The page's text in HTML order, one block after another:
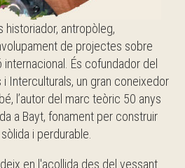
historiador, antropòleg,
de projectes sobre
És cofundador del
i Interculturals, un gran coneixedor
l’autor del marc teòric 50 anys
a Bayt, fonament per construir
i perdurable.
en l'acollida des del vessant